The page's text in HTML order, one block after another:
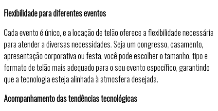
Flexibilidade para diferentes eventos
Cada evento é único, e a locação de telão oferece a flexibilidade necessária
para atender a diversas necessidades. Seja um congresso, casamento,
apresentação corporativa ou festa, você pode escolher o tamanho, tipo e
formato de telão mais adequado para o seu evento específico, garantindo
que a tecnologia esteja alinhada à atmosfera desejada.
Acompanhamento das tendências tecnológicas